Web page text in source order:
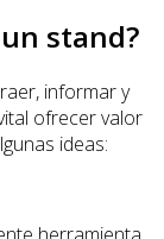
stand?
informar y
ofrecer valor
ideas: